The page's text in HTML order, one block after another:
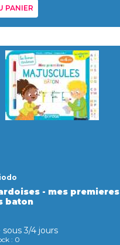
PANIER
- mes premieres
baton
sous 3/4 jours
: 0